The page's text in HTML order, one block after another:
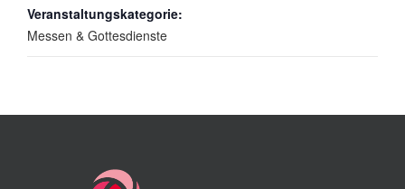
Veranstaltungskategorie:
Messen & Gottesdienste